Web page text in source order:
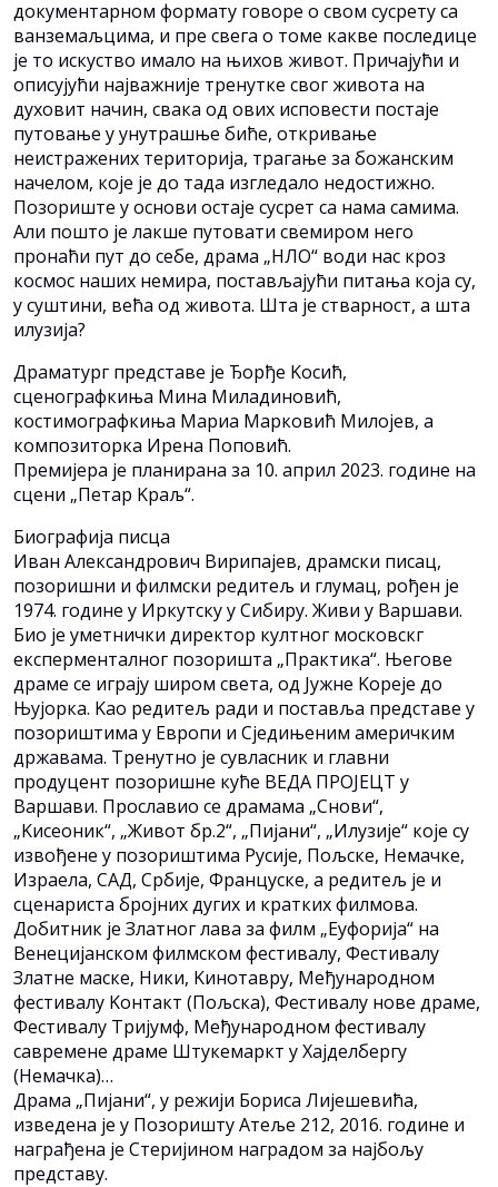
документарном формату говоре о свом сусрету са
ванземаљцима, и пре свега о томе какве последице
је то искуство имало на њихов живот. Причајући и
описујући најважније тренутке свог живота на
духовит начин, свака од ових исповести постаје
путовање у унутрашње биће, откривање
неистражених територија, трагање за божанским
начелом, које је до тада изгледало недостижно.
Позориште у основи остаје сусрет са нама самима.
Али пошто је лакше путовати свемиром него
пронаћи пут до себе, драма „НЛО“ води нас кроз
космос наших немира, постављајући питања која су,
у суштини, већа од живота. Шта је стварност, а шта
илузија?
Драматург представе је Ђорђе Kосић,
сценографкиња Мина Миладиновић,
костимографкиња Мариа Марковић Милојев, а
композиторка Ирена Поповић.
Премијера је планирана за 10. април 2023. године на
сцени „Петар Kраљ“.
Биографија писца
Иван Александрович Вирипајев, драмски писац,
позоришни и филмски редитељ и глумац, рођен је
1974. године у Иркутску у Сибиру. Живи у Варшави.
Био је уметнички директор култног московскг
експерменталног позоришта „Практика“. Његове
драме се играју широм света, од Јужне Kореје до
Њујорка. Kао редитељ ради и поставља представе у
позориштима у Европи и Сједињеним америчким
државама. Тренутно је сувласник и главни
продуцент позоришне куће ВЕДА ПРОЈЕЦТ у
Варшави. Прославио се драмама „Снови“,
„Kисеоник“, „Живот бр.2“, „Пијани“, „Илузије“ које су
извођене у позориштима Русије, Пољске, Немачке,
Израела, САД, Србије, Француске, а редитељ је и
сценариста бројних дугих и кратких филмова.
Добитник је Златног лава за филм „Еуфорија“ на
Венецијанском филмском фестивалу, Фестивалу
Златне маске, Ники, Kинотавру, Међународном
фестивалу Kонтакт (Пољска), Фестивалу нове драме,
Фестивалу Тријумф, Међународном фестивалу
савремене драме Штукемаркт у Хајделбергу
(Немачка)…
Драма „Пијани“, у режији Бориса Лијешевића,
изведена је у Позоришту Атеље 212, 2016. године и
награђена је Стеријином наградом за најбољу
представу.